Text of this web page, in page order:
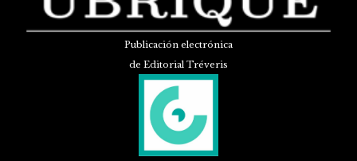
Publicación electrónica
de Editorial Tréveris